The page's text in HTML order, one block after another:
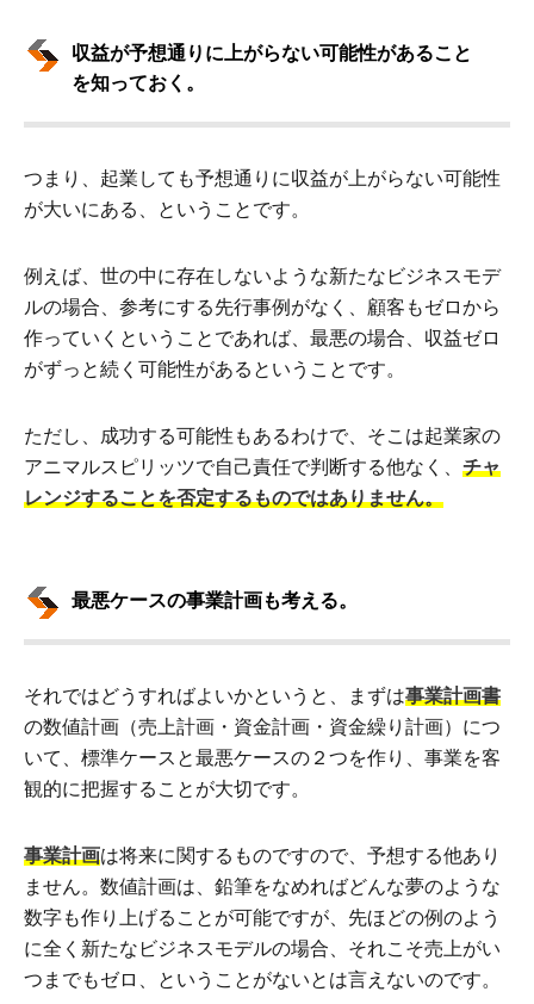
収益が予想通りに上がらない可能性があること
を知っておく。
つまり、起業しても予想通りに収益が上がらない可能性
が大いにある、ということです。
例えば、世の中に存在しないような新たなビジネスモデ
ルの場合、参考にする先行事例がなく、顧客もゼロから
作っていくということであれば、最悪の場合、収益ゼロ
がずっと続く可能性があるということです。
ただし、成功する可能性もあるわけで、そこは起業家の
アニマルスピリッツで自己責任で判断する他なく、 チャ
レンジすることを否定するものではありません。
最悪ケースの事業計画も考える。
それではどうすればよいかというと、まずは事業計画書
の数値計画（売上計画・資金計画・資金繰り計画）につ
いて、標準ケースと最悪ケースの２つを作り、事業を客
観的に把握することが大切です。
事業計画は将来に関するものですので、予想する他あり
ません。数値計画は、鉛筆をなめればどんな夢のような
数字も作り上げることが可能ですが、先ほどの例のよう
に全く新たなビジネスモデルの場合、それこそ売上がい
つまでもゼロ、ということがないとは言えないのです。